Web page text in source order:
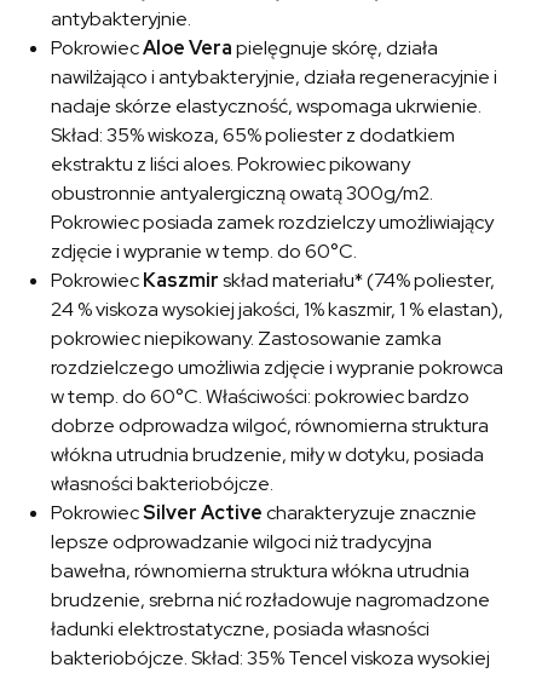
antybakteryjnie.
PokrowiecAloe Verapielęgnuje skórę, działa
nawilżająco i antybakteryjnie, działa regeneracyjnie i
nadaje skórze elastyczność, wspomaga ukrwienie.
Skład: 35% wiskoza, 65% poliester z dodatkiem
ekstraktu z liści aloes. Pokrowiec pikowany
obustronnie antyalergiczną owatą 300g/m2.
Pokrowiec posiada zamek rozdzielczy umożliwiający
zdjęcie i wypranie w temp. do 60°C.
PokrowiecKaszmirskład materiału* (74% poliester,
24 % viskoza wysokiej jakości, 1% kaszmir, 1 % elastan),
pokrowiec niepikowany. Zastosowanie zamka
rozdzielczego umożliwia zdjęcie i wypranie pokrowca
w temp. do 60°C. Właściwości: pokrowiec bardzo
dobrze odprowadza wilgoć, równomierna struktura
włókna utrudnia brudzenie, miły w dotyku, posiada
własności bakteriobójcze.
PokrowiecSilver Activecharakteryzuje znacznie
lepsze odprowadzanie wilgoci niż tradycyjna
bawełna, równomierna struktura włókna utrudnia
brudzenie, srebrna nić rozładowuje nagromadzone
ładunki elektrostatyczne, posiada własności
bakteriobójcze. Skład: 35% Tencel viskoza wysokiej